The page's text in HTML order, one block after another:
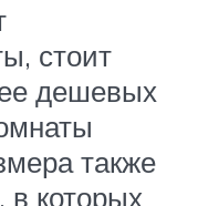
стоит
дешевых
также
которых